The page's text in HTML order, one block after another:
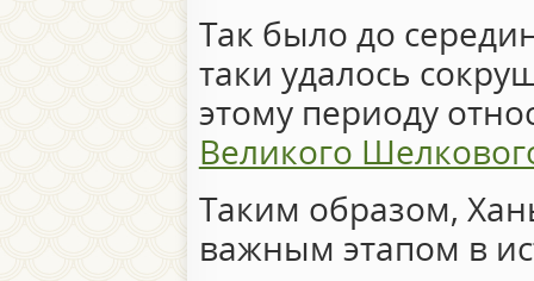
Так было до
таки удалось
этому периоду
Великого
Таким образом,
важным этапом в